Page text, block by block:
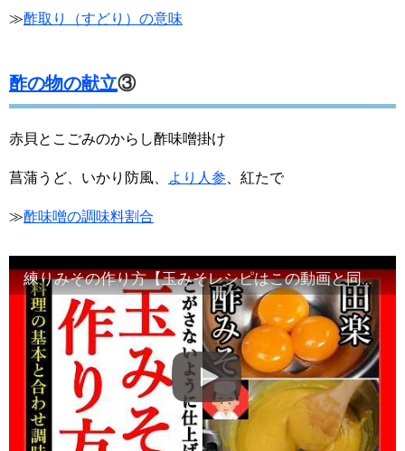
≫酢取り（すどり）の意味
酢の物の献立③
赤貝とこごみのからし酢味噌掛け
菖蒲うど、いかり防風、 より人参、紅たで
≫酢味噌の調味料割合
練りみその作り方【玉みそレシピはこの動画と同じ手順で完了します】Japanese food#和食レシピ日本料理案内所